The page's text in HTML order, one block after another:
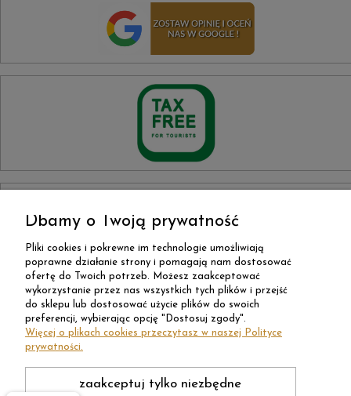
Dbamy o Twoją prywatność
Pliki cookies i pokrewne im technologie umożliwiają
poprawne działanie strony i pomagają nam dostosować
ofertę do Twoich potrzeb. Możesz zaakceptować
wykorzystanie przez nas wszystkich tych plików i przejść
do sklepu lub dostosować użycie plików do swoich
preferencji, wybierając opcję "Dostosuj zgody".
Więcej o plikach cookies przeczytasz w naszej Polityce
prywatności.
zaakceptuj tylko niezbędne